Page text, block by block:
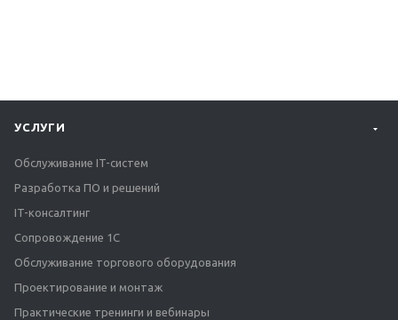
УСЛУГИ
Обслуживание IT-систем
Разработка ПО и решений
IT-консалтинг
Сопровождение 1С
Обслуживание торгового оборудования
Проектирование и монтаж
Практические тренинги и вебинары